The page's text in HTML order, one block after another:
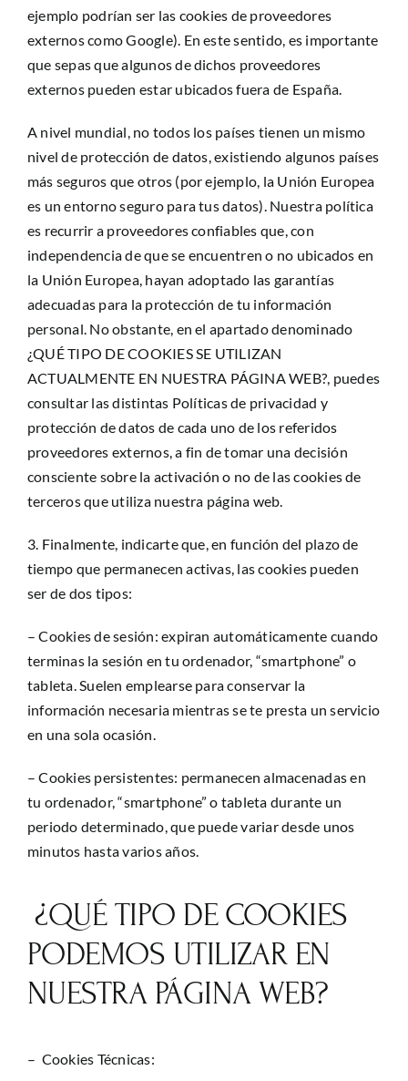
ejemplo podrían ser las cookies de proveedores
externos como Google). En este sentido, es importante
que sepas que algunos de dichos proveedores
externos pueden estar ubicados fuera de España.
A nivel mundial, no todos los países tienen un mismo
nivel de protección de datos, existiendo algunos países
más seguros que otros (por ejemplo, la Unión Europea
es un entorno seguro para tus datos). Nuestra política
es recurrir a proveedores confiables que, con
independencia de que se encuentren o no ubicados en
la Unión Europea, hayan adoptado las garantías
adecuadas para la protección de tu información
personal. No obstante, en el apartado denominado
¿QUÉ TIPO DE COOKIES SE UTILIZAN
ACTUALMENTE EN NUESTRA PÁGINA WEB?, puedes
consultar las distintas Políticas de privacidad y
protección de datos de cada uno de los referidos
proveedores externos, a fin de tomar una decisión
consciente sobre la activación o no de las cookies de
terceros que utiliza nuestra página web.
3. Finalmente, indicarte que, en función del plazo de
tiempo que permanecen activas, las cookies pueden
ser de dos tipos:
– Cookies de sesión: expiran automáticamente cuando
terminas la sesión en tu ordenador, “smartphone” o
tableta. Suelen emplearse para conservar la
información necesaria mientras se te presta un servicio
en una sola ocasión.
– Cookies persistentes: permanecen almacenadas en
tu ordenador, “smartphone” o tableta durante un
periodo determinado, que puede variar desde unos
minutos hasta varios años.
¿QUÉ TIPO DE COOKIES
PODEMOS UTILIZAR EN
NUESTRA PÁGINA WEB?
– Cookies Técnicas: